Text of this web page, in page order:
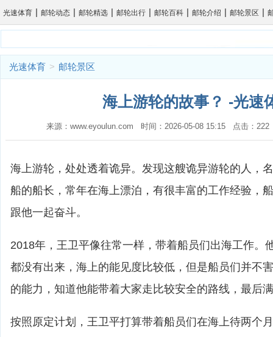
光速体育 | 邮轮动态 | 邮轮精选 | 邮轮出行 | 邮轮百科 | 邮轮介绍 | 邮轮景区 |
光速体育 > 邮轮景区
海上游轮的故事？ -光速
来源：www.eyoulun.com 时间：2026-05-08 15:15 点击：
海上游轮，处处透着诡异。发现这艘诡异游轮的人，
船的船长，常年在海上漂泊，有很丰富的工作经验，
跟他一起奋斗。
2018年，王卫平像往常一样，带着船员们出海工作。
都没有出来，海上的能见度比较低，但是船员们并不
的能力，知道他能带着大家走比较安全的路线，最后
按照原定计划，王卫平打算带着船员们在海上待两个